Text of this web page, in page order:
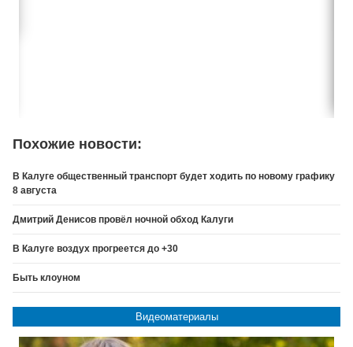
Похожие новости:
В Калуге общественный транспорт будет ходить по новому графику
8 августа
Дмитрий Денисов провёл ночной обход Калуги
В Калуге воздух прогреется до +30
Быть клоуном
Видеоматериалы